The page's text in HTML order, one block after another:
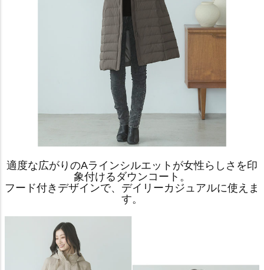
適度な広がりのAラインシルエットが女性らしさを印
象付けるダウンコート。
フード付きデザインで、デイリーカジュアルに使えま
す。